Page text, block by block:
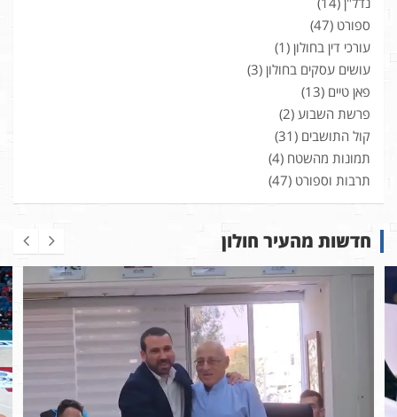
ספורט (47)
עורכי דין בחולון (1)
עושים עסקים בחולון (3)
פאן טיים (13)
פרשת השבוע (2)
קול התושבים (31)
תמונות מהשטח (4)
תרבות וספורט (47)
חדשות מהעיר חולון